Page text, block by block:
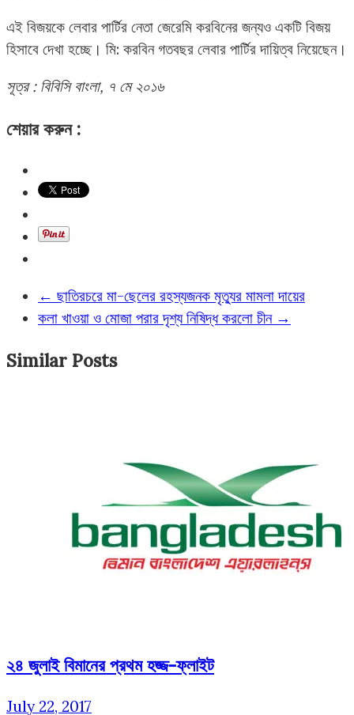
এই বিজয়কে লেবার পার্টির নেতা জেরেমি করবিনের জন্যও একটি বিজয়
হিসাবে দেখা হচ্ছে। মি: করবিন গতবছর লেবার পার্টির দায়িত্ব নিয়েছেন।
সূত্র : বিবিসি বাংলা, ৭ মে ২০১৬
শেয়ার করুন :
← ছাতিরচরে মা-ছেলের রহস্যজনক মৃত্যুর মামলা দায়ের
কলা খাওয়া ও মোজা পরার দৃশ্য নিষিদ্ধ করলো চীন →
Similar Posts
২৪ জুলাই বিমানের প্রথম হজ্জ-ফ্লাইট
July 22, 2017